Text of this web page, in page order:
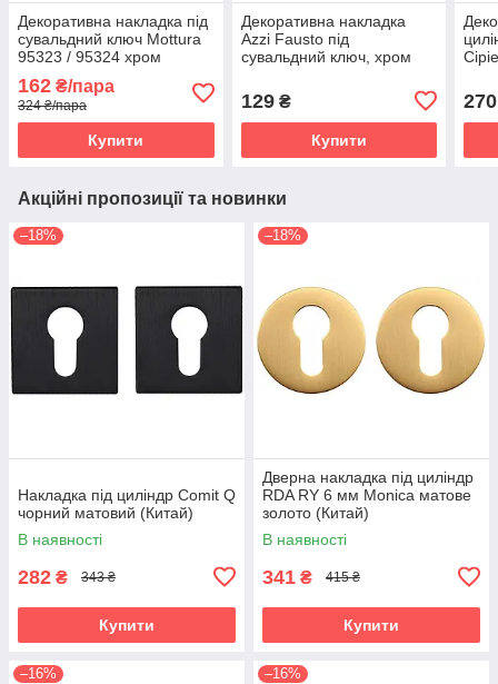
Декоративна накладка під
сувальдний ключ Mottura
95323 / 95324 хром
162 ₴/пара
324 ₴/пара
Купити
Декоративна накладка
Azzi Fausto під
сувальдний ключ, хром
129₴
Купити
270
Акційні пропозиції та новинки
–18%
Накладка під циліндр Comit Q
чорний матовий (Китай)
В наявності
282 ₴ 343 ₴
Купити
–18%
Дверна накладка під циліндр
RDA RY 6 мм Monica матове
золото (Китай)
В наявності
341 ₴ 415 ₴
Купити
–16% –16%